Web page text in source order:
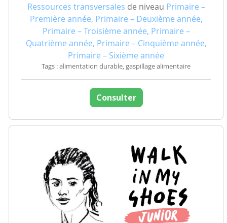
Ressources transversales de niveau Primaire –
Première année, Primaire – Deuxième année,
Primaire – Troisième année, Primaire –
Quatrième année, Primaire – Cinquième année,
Primaire – Sixième année
Tags : alimentation durable, gaspillage alimentaire
Consulter